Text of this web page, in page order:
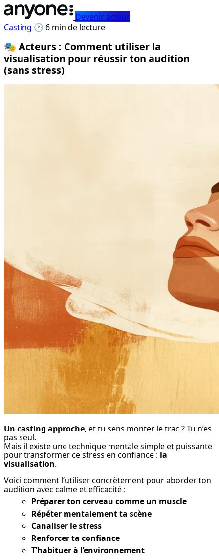
Devenir acteur
Casting 🕐 6 min de lecture
🎭 Acteurs : Comment utiliser la
visualisation pour réussir ton audition
(sans stress)
Un casting approche, et tu sens monter le trac ? Tu n’es
pas seul.
Mais il existe une technique mentale simple et puissante
pour transformer ce stress en confiance : la
visualisation.
Voici comment l’utiliser concrètement pour aborder ton
audition avec calme et efficacité :
Préparer ton cerveau comme un muscle
Répéter mentalement ta scène
Canaliser le stress
Renforcer ta confiance
T’habituer à l’environnement